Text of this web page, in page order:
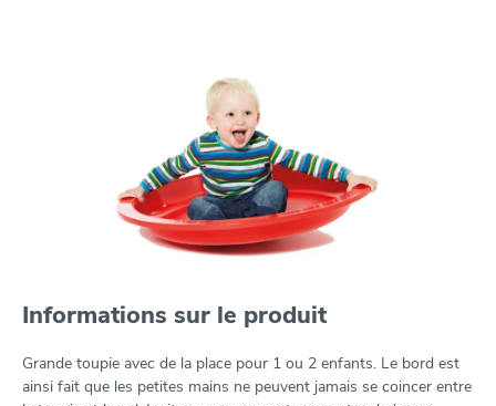
Informations sur le produit
Grande toupie avec de la place pour 1 ou 2 enfants. Le bord est
ainsi fait que les petites mains ne peuvent jamais se coincer entre